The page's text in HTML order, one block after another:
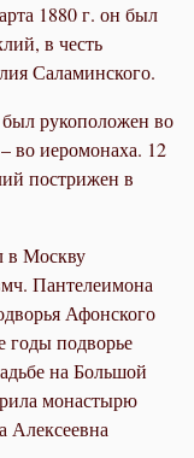
1880 г. он был
в честь
Саламинского.
рукоположен во
во иеромонаха. 12
пострижен в
в Москву
Пантелеимона
Афонского
годы подворье
на Большой
монастырю
Алексеевна